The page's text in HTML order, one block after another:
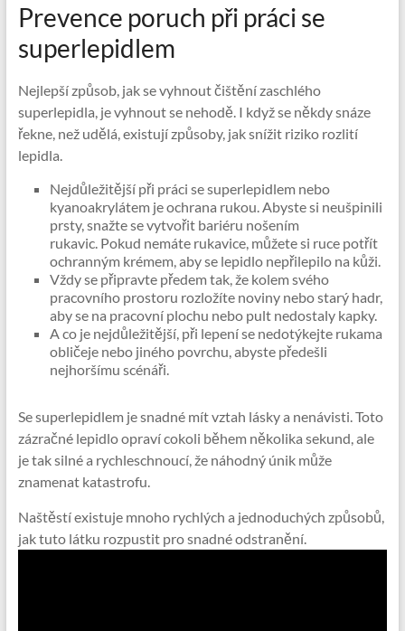
Prevence poruch při práci se
superlepidlem
Nejlepší způsob, jak se vyhnout čištění zaschlého
superlepidla, je vyhnout se nehodě. I když se někdy snáze
řekne, než udělá, existují způsoby, jak snížit riziko rozlití
lepidla.
Nejdůležitější při práci se superlepidlem nebo
kyanoakrylátem je ochrana rukou. Abyste si neušpinili
prsty, snažte se vytvořit bariéru nošením
rukavic. Pokud nemáte rukavice, můžete si ruce potřít
ochranným krémem, aby se lepidlo nepřilepilo na kůži.
Vždy se připravte předem tak, že kolem svého
pracovního prostoru rozložíte noviny nebo starý hadr,
aby se na pracovní plochu nebo pult nedostaly kapky.
A co je nejdůležitější, při lepení se nedotýkejte rukama
obličeje nebo jiného povrchu, abyste předešli
nejhoršímu scénáři.
Se superlepidlem je snadné mít vztah lásky a nenávisti. Toto
zázračné lepidlo opraví cokoli během několika sekund, ale
je tak silné a rychleschnoucí, že náhodný únik může
znamenat katastrofu.
Naštěstí existuje mnoho rychlých a jednoduchých způsobů,
jak tuto látku rozpustit pro snadné odstranění.